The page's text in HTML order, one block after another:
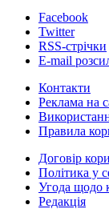
Facebook
Twitter
RSS-стрічки
E-mail
Контакти
Реклама на
Правила
Договір
Політика у
Угода щодо
Редакція